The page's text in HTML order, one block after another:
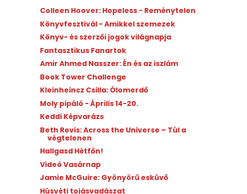
Colleen Hoover: Hopeless - Reménytelen
Könyvfesztivál - Amikkel szemezek
Könyv- és szerzői jogok világnapja
Fantasztikus Fanartok
Amir Ahmed Nasszer: Én és az iszlám
Book Tower Challenge
Kleinheincz Csilla: Ólomerdő
Moly pipáló - Április 14-20.
Keddi Képvarázs
Beth Revis: Across the Universe – Túl a
végtelenen
Hallgasd Hétfőn!
Videó Vasárnap
Jamie McGuire: Gyönyörű esküvő
Húsvéti tojásvadászat